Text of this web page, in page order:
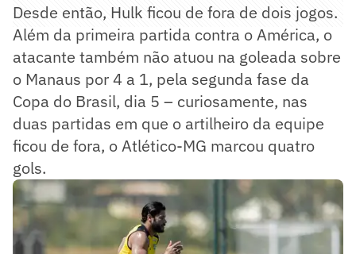
Desde então, Hulk ficou de fora de dois jogos.
Além da primeira partida contra o América, o
atacante também não atuou na goleada sobre
o Manaus por 4 a 1, pela segunda fase da
Copa do Brasil, dia 5 – curiosamente, nas
duas partidas em que o artilheiro da equipe
ficou de fora, o Atlético-MG marcou quatro
gols.